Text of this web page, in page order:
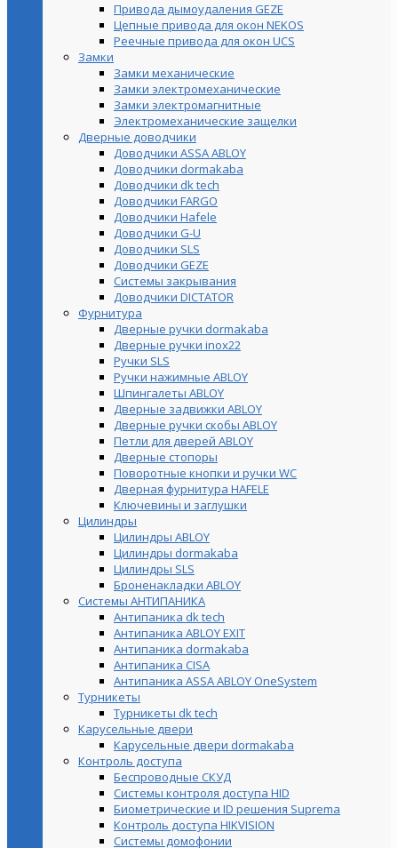
Привода дымоудаления GEZE
Цепные привода для окон NEKOS
Реечные привода для окон UСS
Замки
Замки механические
Замки электромеханические
Замки электромагнитные
Электромеханические защелки
Дверные доводчики
Доводчики ASSA ABLOY
Доводчики dormakaba
Доводчики dk tech
Доводчики FARGO
Доводчики Hafele
Доводчики G-U
Доводчики SLS
Доводчики GEZE
Cистемы закрывания
Доводчики DICTATOR
Фурнитура
Дверные ручки dormakaba
Дверные ручки inox22
Ручки SLS
Ручки нажимные ABLOY
Шпингалеты ABLOY
Дверные задвижки ABLOY
Дверные ручки скобы ABLOY
Петли для дверей ABLOY
Дверные стопоры
Поворотные кнопки и ручки WC
Дверная фурнитура HAFELE
Ключевины и заглушки
Цилиндры
Цилиндры ABLOY
Цилиндры dormakaba
Цилиндры SLS
Броненакладки ABLOY
Системы АНТИПАНИКА
Антипаника dk tech
Антипаника ABLOY EXIT
Антипаника dormakaba
Антипаника СISA
Антипаника ASSA ABLOY OneSystem
Турникеты
Турникеты dk tech
Карусельные двери
Карусельные двери dormakaba
Контроль доступа
Беспроводные СКУД
Системы контроля доступа HID
Биометрические и ID решения Suprema
Контроль доступа HIKVISION
Системы домофонии